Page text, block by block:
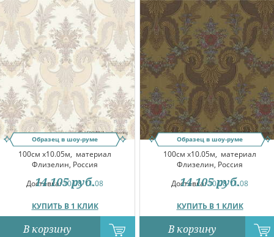
Образец в шоу-руме
100см x10.05м, материал
Флизелин, Россия
Доставка:10.08-11.08
КУПИТЬ В 1 КЛИК
14 105 руб.
В корзину
Образец в шоу-руме
100см x10.05м, материал
Флизелин, Россия
Доставка:10.08-11.08
КУПИТЬ В 1 КЛИК
14 105 руб.
В корзину